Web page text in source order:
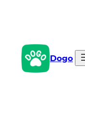
Dogo